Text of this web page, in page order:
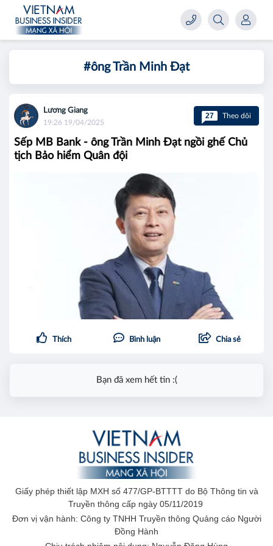
#ông Trần Minh Đạt
Lương Giang
19:26 19/04/2025
27 Theo dõi
Sếp MB Bank - ông Trần Minh Đạt ngồi ghế Chủ
tịch Bảo hiểm Quân đội
Thích Bình luận Chia sẻ
Bạn đã xem hết tin :(
Giấy phép thiết lập MXH số 477/GP-BTTTT do Bộ Thông tin và
Truyền thông cấp ngày 05/11/2019
Đơn vị vận hành: Công ty TNHH Truyền thông Quảng cáo Người
Đồng Hành